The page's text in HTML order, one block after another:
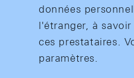
données
l'étranger, à
ces prestataires.
paramètres.